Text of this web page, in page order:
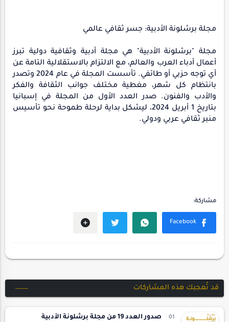
مجلة برشلونة الأدبية: جسر ثقافي عالمي
مجلة "برشلونة الأدبية" هي مجلة أدبية وثقافية دولية تبرز
أعمال أدباء العرب والعالم، مع الالتزام بالاستقلالية التامة عن
أي توجه حزبي أو طائفي. تأسست المجلة في عام 2024 وتصدر
بانتظام كل شهر، مغطية مختلف جوانب الثقافة والفكر
والأدب والفنون. صدر العدد الأول من المجلة في إسبانيا
بتاريخ 1 أبريل 2024، ليشكل بداية لرحلة طموحة نحو تأسيس
منبر ثقافي عربي ودولي.
قد تُعجبك هذه المشاركات
صدور العدد 19 من مجلة برشلونة الأدبية